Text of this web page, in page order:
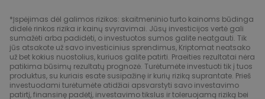
*Įspėjimas dėl galimos rizikos: skaitmeninio turto kainoms būdinga
didelė rinkos rizika ir kainų svyravimai. Jūsų investicijos vertė gali
sumažėti arba padidėti, o investuotos sumos galite neatgauti. Tik
jūs atsakote už savo investicinius sprendimus, Kriptomat neatsako
už bet kokius nuostolius, kuriuos galite patirti. Praeities rezultatai nėra
patikima būsimų rezultatų prognozė. Turėtumėte investuoti tik į tuos
produktus, su kuriais esate susipažinę ir kurių riziką suprantate. Prieš
investuodami turėtumėte atidžiai apsvarstyti savo investavimo
patirtį, finansinę padėtį, investavimo tikslus ir toleruojamą riziką bei